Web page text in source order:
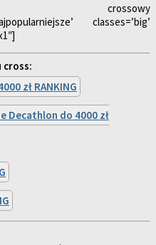
crossowy
classes=’big’
cross:
zł RANKING
Decathlon do 4000 zł